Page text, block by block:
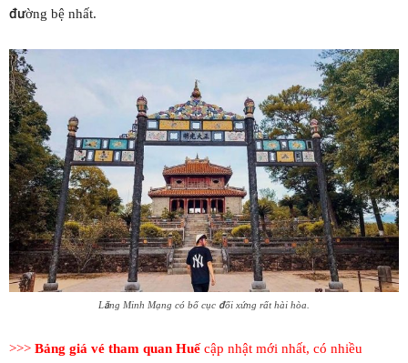
đường bệ nhất.
Lăng Minh Mạng có bố cục đối xứng rất hài hòa.
>>> Bảng giá vé tham quan Huếcập nhật mới nhất, có nhiều